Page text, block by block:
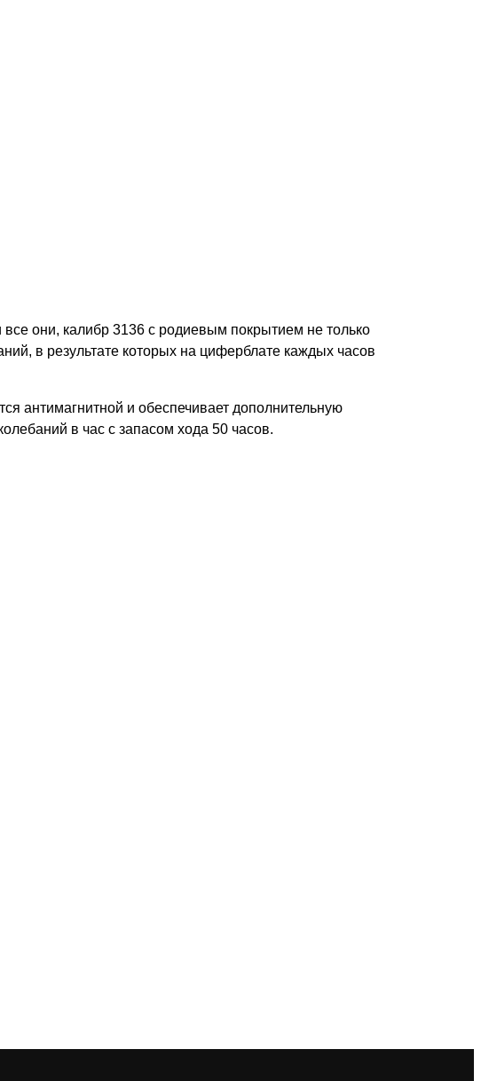
они, калибр 3136 с родиевым покрытием не только
в результате которых на циферблате каждых часов
антимагнитной и обеспечивает дополнительную
в час с запасом хода 50 часов.